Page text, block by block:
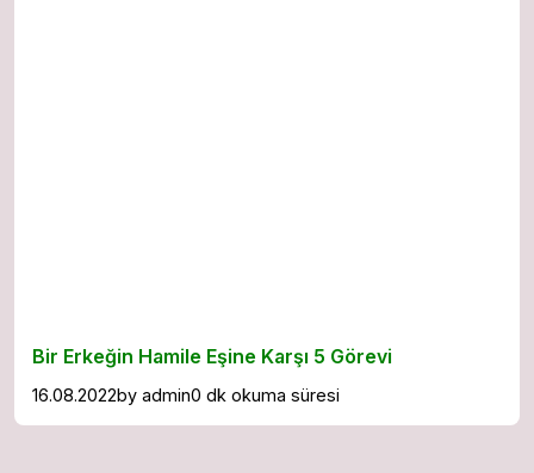
Bir Erkeğin Hamile Eşine Karşı 5 Görevi
16.08.2022by admin0 dk okuma süresi